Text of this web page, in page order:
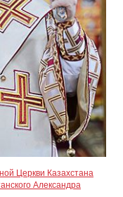
Церкви Казахстана
Александра